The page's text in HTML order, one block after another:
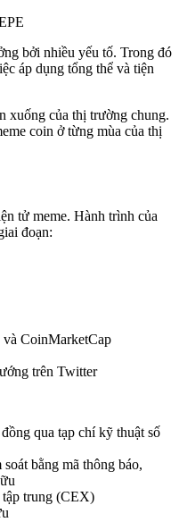
bởi nhiều yếu tố. Trong đó
áp dụng tổng thể và tiện
xuống của thị trường chung.
coin ở từng mùa của thị
tử meme. Hành trình của
đoạn:
CoinMarketCap
trên Twitter
qua tạp chí kỹ thuật số
bằng mã thông báo,
trung (CEX)